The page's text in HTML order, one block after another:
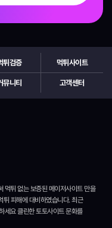
튀검증 먹튀사이트
뮤니티 고객센터
먹튀 없는 보증된 메이저사이트 만을
튀 피해에 대비하였습니다.최근
세요 클린한 토토사이트 문화를